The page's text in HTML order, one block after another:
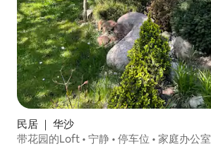
民居 ｜ 华沙
带花园的Loft • 宁静 • 停车位 • 家庭办公室